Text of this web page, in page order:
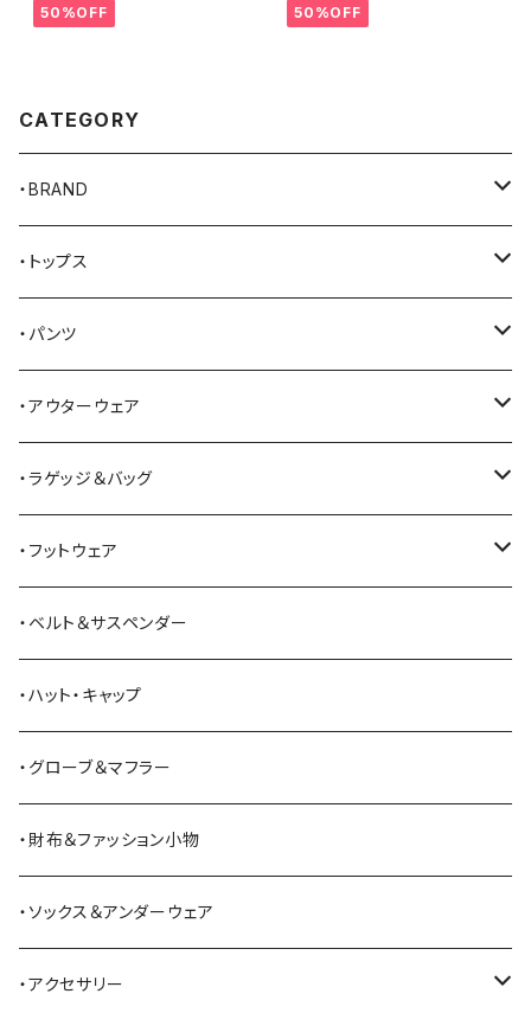
50%OFF 50%OFF
CATEGORY
・BRAND
AKER
Alden
ALFONSO'S OF HOLLYWOOD LEATHER
All American Khakis
American Optical
ANDERSON BEAN BOOT CO.
Bass Pro Shops
BATTLE LAKE
Barbour
BAYSIDE
BELSTAFF
・トップス
Tシャツ
シャツ
ベスト
セーター
スウェットシャツ
カーディガン
パーカー
・パンツ
ジーンズ
ワークパンツ
オーバーオール
ミリタリーパンツ
ツナギ
ジャージ・スウェット
ハーフパンツ・ショートパンツ
・アウターウェア
コート
ジャケット
ベスト
・ラゲッジ＆バッグ
トートバッグ
ショルダーバッグ
リュック・バックパック
ボストンバッグ・ダッフルバッグ
ヒップバッグ・ファニーパック
ブリーフケース
ツールバッグ
・フットウェア
ブーツ
スニーカー
サンダル
その他シューズ
シュー用品
・ベルト＆サスペンダー
・ハット・キャップ
・グローブ＆マフラー
・財布＆ファッション小物
・ソックス＆アンダーウェア
・アクセサリー